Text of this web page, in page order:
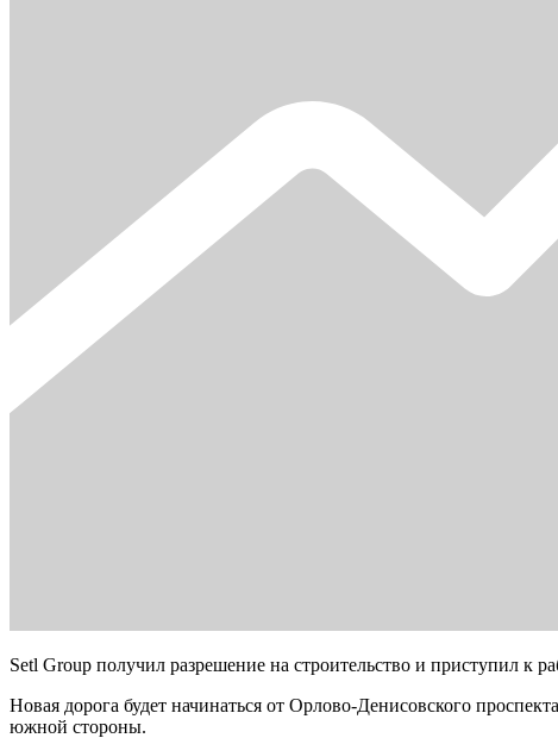
Setl Group получил разрешение на строительство и приступил к
Новая дорога будет начинаться от Орлово-Денисовского
южной стороны.